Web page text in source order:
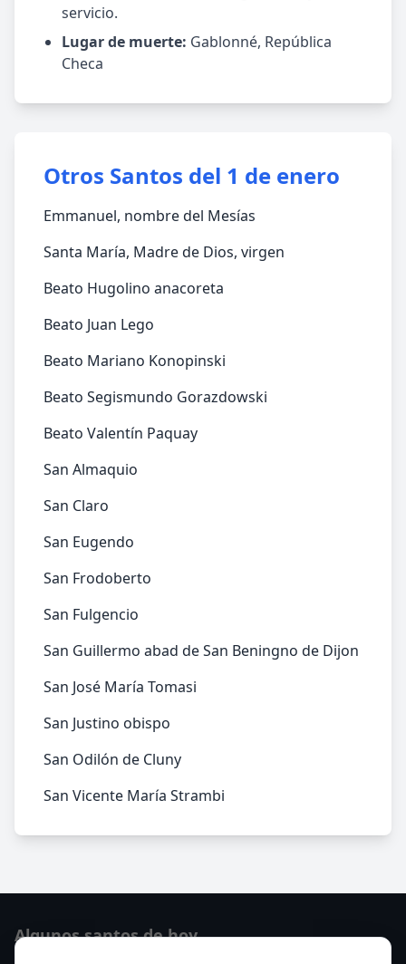
servicio.
Lugar de muerte: Gablonné, República
Checa
Otros Santos del 1 de enero
Emmanuel, nombre del Mesías
Santa María, Madre de Dios, virgen
Beato Hugolino anacoreta
Beato Juan Lego
Beato Mariano Konopinski
Beato Segismundo Gorazdowski
Beato Valentín Paquay
San Almaquio
San Claro
San Eugendo
San Frodoberto
San Fulgencio
San Guillermo abad de San Beningno de Dijon
San José María Tomasi
San Justino obispo
San Odilón de Cluny
San Vicente María Strambi
Algunos santos de hoy